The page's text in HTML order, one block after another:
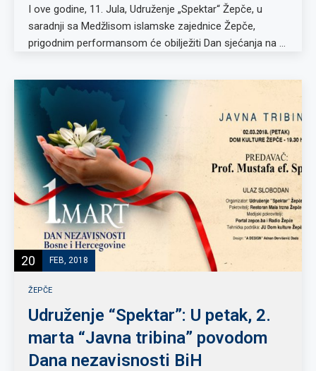
I ove godine, 11. Jula, Udruženje „Spektar“ Žepče, u
saradnji sa Medžlisom islamske zajednice Žepče,
prigodnim performansom će obilježiti Dan sjećanja na …
20 FEB, 2018
ŽEPČE
Udruženje “Spektar”: U petak, 2.
marta “Javna tribina” povodom
Dana nezavisnosti BiH